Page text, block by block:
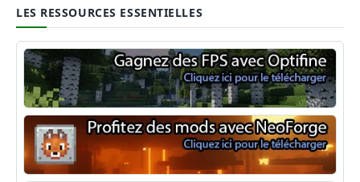
LES RESSOURCES ESSENTIELLES
Optifine
NeoForge